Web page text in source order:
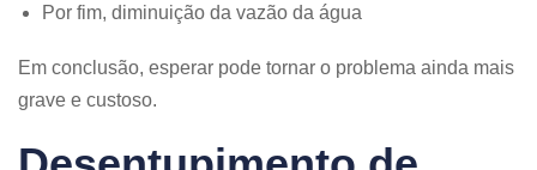
Por fim, diminuição da vazão da água
Em conclusão, esperar pode tornar o problema ainda mais
grave e custoso.